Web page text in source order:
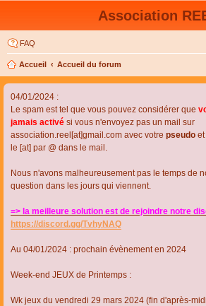
Association
FAQ
Accueil Accueil du forum
04/01/2024 :
Le spam est tel que vous pouvez considérer que
jamais activé si vous n'envoyez pas un mail sur
association.reel[at]gmail.com avec votre pseudo et
le [at] par @ dans le mail.
Nous n'avons malheureusement pas le temps de
question dans les jours qui viennent.
=> la meilleure solution est de rejoindre notre
https://discord.gg/TvhyNAQ
Au 04/01/2024 : prochain évènement en 2024
Week-end JEUX de Printemps :
Wk jeux du vendredi 29 mars 2024 (fin d'après-